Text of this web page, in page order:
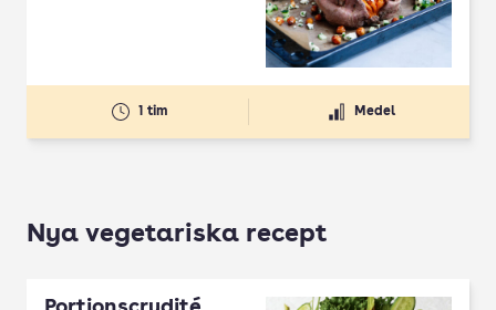
1 tim Medel
Nya vegetariska recept